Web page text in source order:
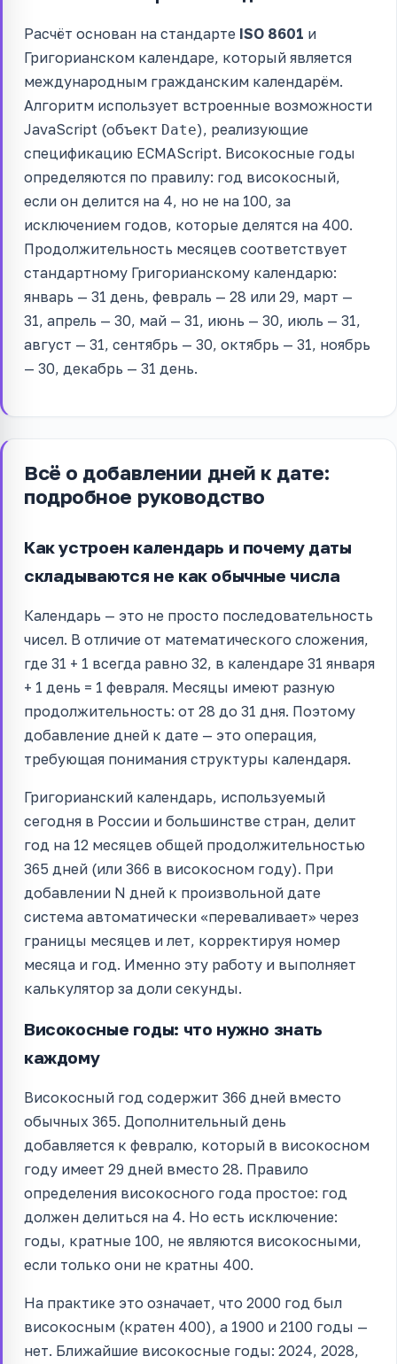
Расчёт основан на стандарте ISO 8601 и
Григорианском календаре, который является
международным гражданским календарём.
Алгоритм использует встроенные возможности
JavaScript (объект Date), реализующие
спецификацию ECMAScript. Високосные годы
определяются по правилу: год високосный,
если он делится на 4, но не на 100, за
исключением годов, которые делятся на 400.
Продолжительность месяцев соответствует
стандартному Григорианскому календарю:
январь — 31 день, февраль — 28 или 29, март —
31, апрель — 30, май — 31, июнь — 30, июль — 31,
август — 31, сентябрь — 30, октябрь — 31, ноябрь
— 30, декабрь — 31 день.
Всё о добавлении дней к дате:
подробное руководство
Как устроен календарь и почему даты
складываются не как обычные числа
Календарь — это не просто последовательность
чисел. В отличие от математического сложения,
где 31 + 1 всегда равно 32, в календаре 31 января
+ 1 день = 1 февраля. Месяцы имеют разную
продолжительность: от 28 до 31 дня. Поэтому
добавление дней к дате — это операция,
требующая понимания структуры календаря.
Григорианский календарь, используемый
сегодня в России и большинстве стран, делит
год на 12 месяцев общей продолжительностью
365 дней (или 366 в високосном году). При
добавлении N дней к произвольной дате
система автоматически «переваливает» через
границы месяцев и лет, корректируя номер
месяца и год. Именно эту работу и выполняет
калькулятор за доли секунды.
Високосные годы: что нужно знать
каждому
Високосный год содержит 366 дней вместо
обычных 365. Дополнительный день
добавляется к февралю, который в високосном
году имеет 29 дней вместо 28. Правило
определения високосного года простое: год
должен делиться на 4. Но есть исключение:
годы, кратные 100, не являются високосными,
если только они не кратны 400.
На практике это означает, что 2000 год был
високосным (кратен 400), а 1900 и 2100 годы —
нет. Ближайшие високосные годы: 2024, 2028,